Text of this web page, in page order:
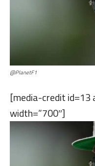
@PlanetF1
[media-credit id=13
width=”700″]